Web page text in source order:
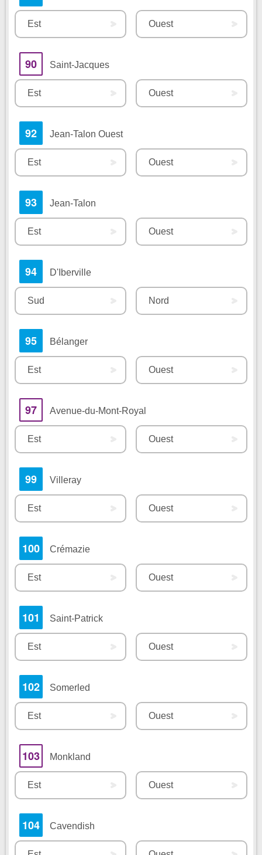
Est Ouest
90 Saint-Jacques
Est Ouest
92 Jean-Talon Ouest
Est Ouest
93 Jean-Talon
Est Ouest
94 D'Iberville
Sud Nord
95 Bélanger
Est Ouest
97 Avenue-du-Mont-Royal
Est Ouest
99 Villeray
Est Ouest
100 Crémazie
Est Ouest
101 Saint-Patrick
Est Ouest
102 Somerled
Est Ouest
103 Monkland
Est Ouest
104 Cavendish